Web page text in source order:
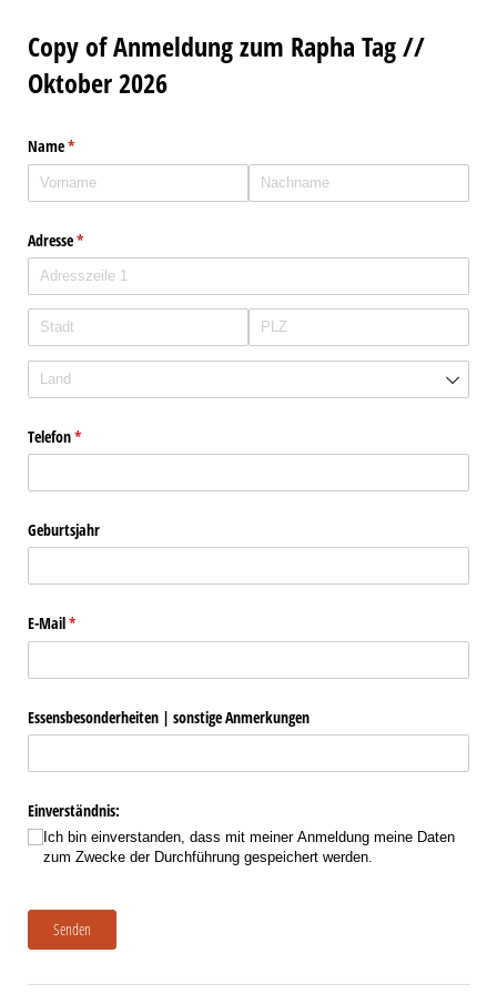
Copy of Anmeldung zum Rapha Tag //
Oktober 2026
Name*
(erforderlich)
Adresse*
(erforderlich)
Telefon*
(erforderlich)
Geburtsjahr
E-Mail*
(erforderlich)
Essensbesonderheiten | sonstige Anmerkungen
Einverständnis:
Ich bin einverstanden, dass mit meiner Anmeldung meine Daten
zum Zwecke der Durchführung gespeichert werden.
Senden